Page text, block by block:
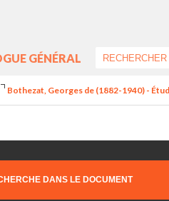
GÉNÉRAL
Bothezat, Georges de (1882-1940) -
DANS LE DOCUMENT